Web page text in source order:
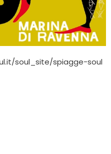
soul_site/spiagge-soul